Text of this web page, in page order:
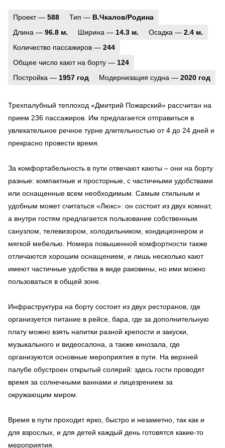
Проект — 588 Тип — В.Чкалов/Родина
Длина — 96.8 м. Ширина — 14.3 м. Осадка — 2.4 м.
Количество пассажиров — 244
Общее число кают на борту — 124
Постройка — 1957 год Модернизация судна — 2020 год
Трехпалубный теплоход «Дмитрий Пожарский» рассчитан на
прием 236 пассажиров. Им предлагается отправиться в
увлекательное речное турне длительностью от 4 до 24 дней и
прекрасно провести время.
За комфортабельность в пути отвечают каюты – они на борту
разные: компактные и просторные, с частичными удобствами
или оснащенные всем необходимым. Самым стильным и
удобным может считаться «Люкс»: он состоит из двух комнат,
а внутри гостям предлагается пользование собственным
санузлом, телевизором, холодильником, кондиционером и
мягкой мебелью. Номера повышенной комфортности также
отличаются хорошим оснащением, и лишь несколько кают
имеют частичные удобства в виде раковины, но ими можно
пользоваться в общей зоне.
Инфраструктура на борту состоит из двух ресторанов, где
организуется питание в рейсе, бара, где за дополнительную
плату можно взять напитки разной крепости и закуски,
музыкального и видеосалона, а также кинозала, где
организуются основные мероприятия в пути. На верхней
палубе обустроен открытый солярий: здесь гости проводят
время за солнечными ваннами и лицезрением за
окружающим миром.
Время в пути проходит ярко, быстро и незаметно, так как и
для взрослых, и для детей каждый день готовятся какие-то
мероприятия.